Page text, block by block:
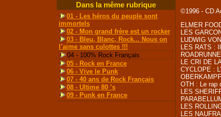
Dans la même rubrique
01 - Les héros du peuple sont
immortels
02 - Mon grand frère est un rocker
03 - Bleu, Blanc, Rock... Nous on
l’aime sans culottes !!!
04 - 100% Rock Français
05 - Rock en France
06 - Vive le Punk
07 - 40 ans de Rock Français
08 - Ultime 80 ’s
09 - Punk en France
©1996 - CD
ELMER
LES
LUDWIG
LES RATS :
LE CRI DE
CYCLOPE :
OTH : Le rap
LES
LES
LES